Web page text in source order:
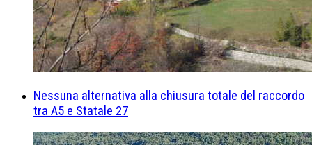
Nessuna alternativa alla chiusura totale del raccordo
tra A5 e Statale 27